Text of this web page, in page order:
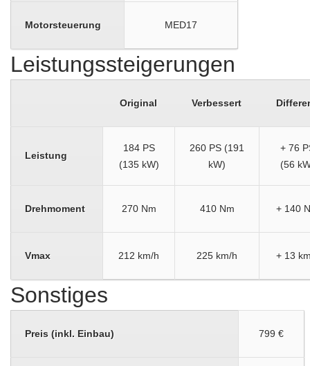
Motorsteuerung MED17
Leistungssteigerungen
Original Verbessert
Leistung
184 PS
(135 kW)
260 PS (191
kW)
+ 76
(56
Drehmoment 270 Nm 410 Nm + 140
Vmax 212 km/h 225 km/h + 13
Sonstiges
Preis (inkl. Einbau) 799 €